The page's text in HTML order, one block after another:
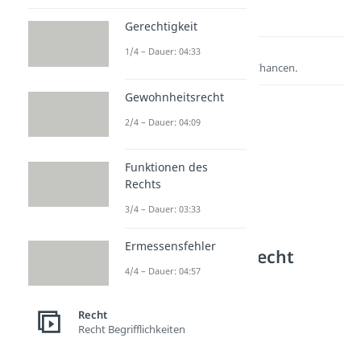
Lernen lohnt sich!
Entdecke hier deine Chancen.
Weitere Inhalte: Recht
Unternehmensformen
Dauer: 05:12
Personengesellschaft
Gerechtigkeit
1/4 – Dauer: 04:33
Gewohnheitsrecht
2/4 – Dauer: 04:09
Funktionen des
Rechts
3/4 – Dauer: 03:33
Ermessensfehler
4/4 – Dauer: 04:57
Recht
Recht Begrifflichkeiten